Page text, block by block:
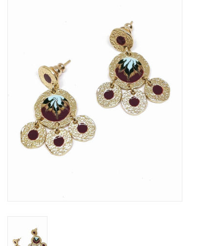
Cadeaubon
Merken
Over DIVA